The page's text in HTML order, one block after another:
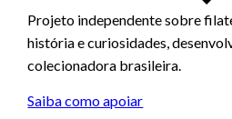
Projeto independente sobre
história e curiosidades,
colecionadora brasileira.
Saiba como apoiar